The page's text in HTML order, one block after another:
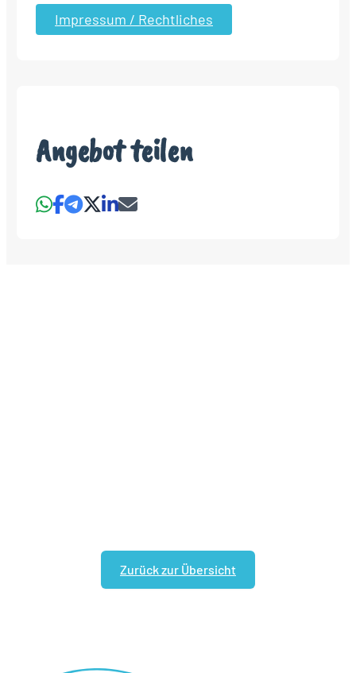
Impressum / Rechtliches
Angebot teilen
Zurück zur Übersicht